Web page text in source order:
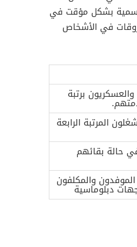
رسمية بشكل مؤقت في
في الأشخاص
والعسكريون برتبة
المرتبة الرابعة
حالة بقائهم
والمكلفون
دبلوماسية